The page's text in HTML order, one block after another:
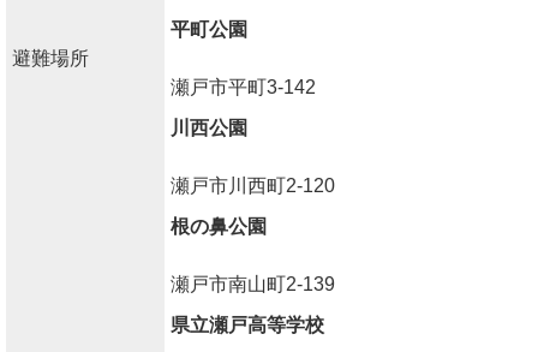
避難場所
平町公園
瀬戸市平町3-142
川西公園
瀬戸市川西町2-120
根の鼻公園
瀬戸市南山町2-139
県立瀬戸高等学校